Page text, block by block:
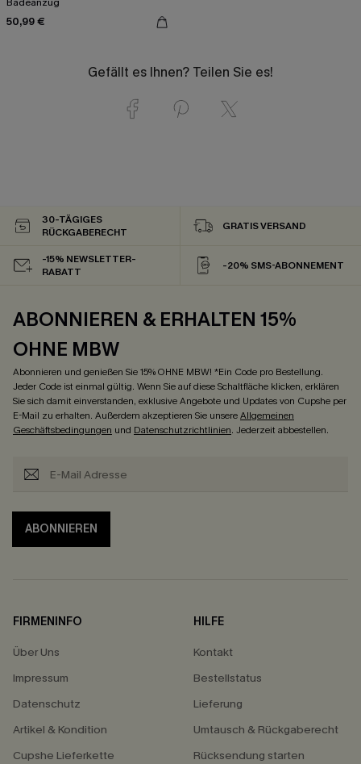
50,99 €
Gefällt es Ihnen? Teilen Sie es!
30-TÄGIGES
RÜCKGABERECHT
GRATIS VERSAND
-15% NEWSLETTER-
RABATT
-20% SMS-ABONNEMENT
ABONNIEREN & ERHALTEN 15%
OHNE MBW
Abonnieren und genießen Sie 15% OHNE MBW! *Ein Code pro Bestellung.
Jeder Code ist einmal gültig. Wenn Sie auf diese Schaltfläche klicken, erklären
Sie sich damit einverstanden, exklusive Angebote und Updates von Cupshe per
E-Mail zu erhalten. Außerdem akzeptieren Sie unsereAllgemeinen
Geschäftsbedingungen und Datenschutzrichtlinien. Jederzeit abbestellen.
ABONNIEREN
FIRMENINFO
Über Uns
Impressum
Datenschutz
Artikel & Kondition
Cupshe Lieferkette
HILFE
Kontakt
Bestellstatus
Lieferung
Umtausch & Rückgaberecht
Rücksendung starten